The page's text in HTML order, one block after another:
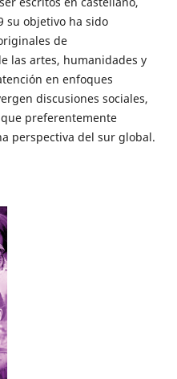
su objetivo ha sido
de
las artes, humanidades y
en enfoques
discusiones sociales,
preferentemente
perspectiva del sur global.